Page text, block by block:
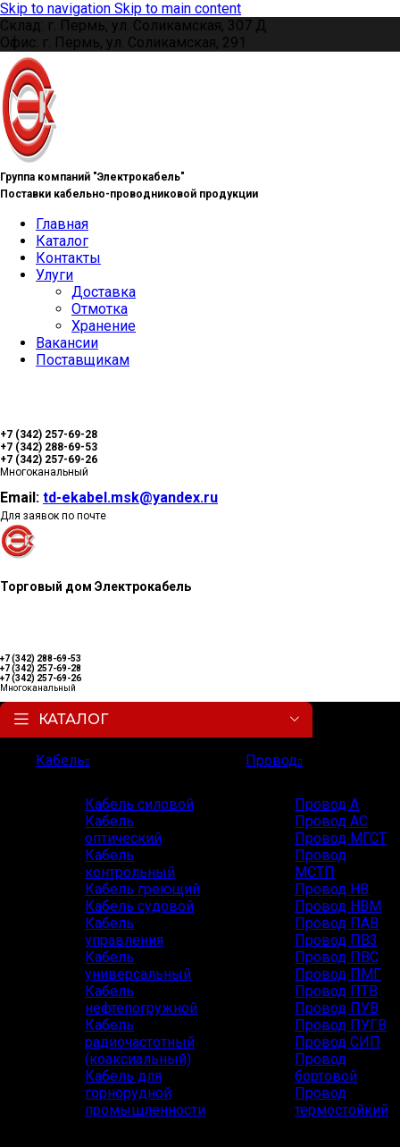
Skip to navigation Skip to main content
Склад: г. Пермь, ул. Соликамская, 307 Д
Офис: г. Пермь, ул. Соликамская, 291
Группа компаний "Электрокабель"
Поставки кабельно-проводниковой продукции
Главная
Каталог
Контакты
Улуги
Доставка
Отмотка
Хранение
Вакансии
Поставщикам
+7 (342) 257-69-28
+7 (342) 288-69-53
+7 (342) 257-69-26
Многоканальный
Email: td-ekabel.msk@yandex.ru
Для заявок по почте
Торговый дом Электрокабель
+7 (342) 288-69-53
+7 (342) 257-69-28
+7 (342) 257-69-26
Многоканальный
КАТАЛОГ
Кабель
Кабель силовой
Кабель
оптический
Кабель
контрольный
Кабель греющий
Кабель судовой
Кабель
управления
Кабель
универсальный
Кабель
нефтепогружной
Кабель
радиочастотный
(коаксиальный)
Кабель для
горнорудной
промышленности
Провод
Провод А
Провод АС
Провод МГСТ
Провод
МСТП
Провод НВ
Провод НВМ
Провод ПАВ
Провод ПВ3
Провод ПВС
Провод ПМГ
Провод ПТВ
Провод ПУВ
Провод ПУГВ
Провод СИП
Провод
бортовой
Провод
термостойкий